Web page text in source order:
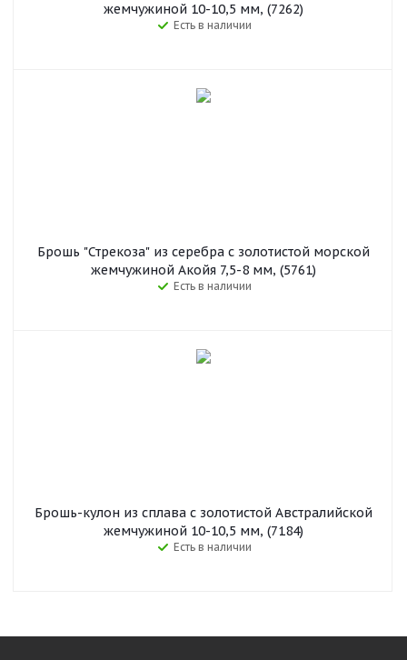
жемчужиной 10-10,5 мм, (7262)
Есть в наличии
Брошь "Стрекоза" из серебра с золотистой морской
жемчужиной Акойя 7,5-8 мм, (5761)
Есть в наличии
Брошь-кулон из сплава с золотистой Австралийской
жемчужиной 10-10,5 мм, (7184)
Есть в наличии